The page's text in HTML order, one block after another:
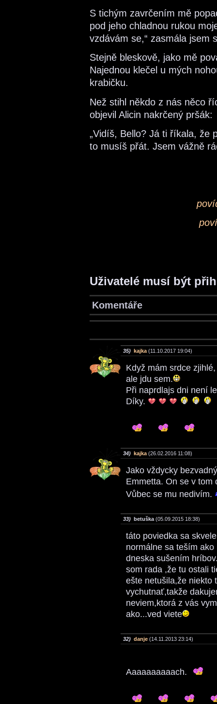
S tichým zavrčením mě
pod jeho chladnou rukou
vzdávám se,“ zasmála jsem
Stejně bleskově, jako mě
Najednou klečel u mých
krabičku.
Než stihl někdo z nás něco
objevil Alicin nakrčený pršák:
„Vidíš, Bello? Já ti říkala, že
to musíš přát. Jsem vážně
Uživatelé musí být
Komentáře
35) kajka (11.10.2017 19:04)
Když mám srdce
ale jdu sem.
Při naprdlajs dni není
Díky.
34) kajka (26.02.2016 11:08)
Jako vždycky
Emmetta. On se v tom
Vůbec se mu nedivím.
33) betuška (05.09.2015 18:38)
táto poviedka sa
normálne sa teším
dneska sušením
som rada ,že tu ostali
ešte netušila,že niekto
vychutnať,takže
neviem,ktorá z vás
ako...ved viete
32) danje (14.11.2013 23:14)
Aaaaaaaaaach.